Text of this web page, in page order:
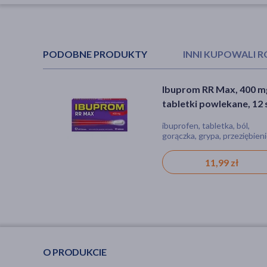
PODOBNE PRODUKTY INNI KUPOWALI
Ibuprom RR Max, 400
tabletki powlekane, 12
ibuprofen, tabletka, ból,
gorączka, grypa,
11,99 zł
Ibum Express Forte,
mg, kapsułki miękkie,
ibuprofen, kapsułki, ból,
gorączka, stan zapalny
20,49 zł
O PRODUKCIE